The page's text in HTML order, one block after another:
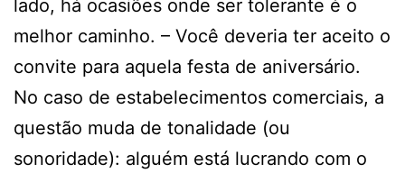
lado, há ocasiões onde ser tolerante é o
melhor caminho. – Você deveria ter aceito o
convite para aquela festa de aniversário.
No caso de estabelecimentos comerciais, a
questão muda de tonalidade (ou
sonoridade): alguém está lucrando com o